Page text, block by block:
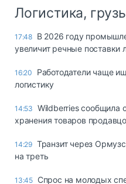
Логистика,
17:48 В 2026 году
увеличит речные поставки
16:20
Работодатели чаще
логистику
14:53 Wildberries сообщила
хранения товаров
14:29 Транзит через
на треть
13:45 Спрос на молодых